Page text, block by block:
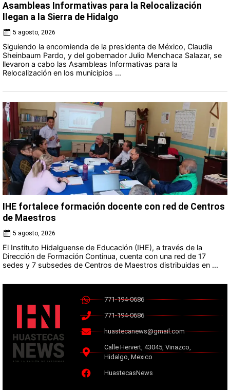
Asambleas Informativas para la Relocalización
llegan a la Sierra de Hidalgo
5 agosto, 2026
Siguiendo la encomienda de la presidenta de México, Claudia
Sheinbaum Pardo, y del gobernador Julio Menchaca Salazar, se
llevaron a cabo las Asambleas Informativas para la
Relocalización en los municipios ...
IHE fortalece formación docente con red de Centros
de Maestros
5 agosto, 2026
El Instituto Hidalguense de Educación (IHE), a través de la
Dirección de Formación Continua, cuenta con una red de 17
sedes y 7 subsedes de Centros de Maestros distribuidas en ...
771-194-0686
771-194-0686
huastecanews@gmail.com
Calle Hervert, 43045, Vinazco,
Hidalgo, Mexico
HuastecasNews